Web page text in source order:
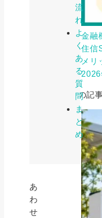
流
れ
よ
く
あ
る
質
問
ま
と
め
あ
わ
せ
金融
住信
メリ
2026
人気の記